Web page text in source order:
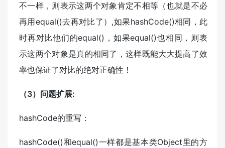
不一样，则表示这两个对象肯定不相等（也就是不必
再用equal()去再对比了）,如果hashCode()相同，此
时再对比他们的equal()，如果equal()也相同，则表
示这两个对象是真的相同了，这样既能大大提高了效
率也保证了对比的绝对正确性！
（3）问题扩展:
hashCode的重写：
hashCode()和equal()一样都是基本类Object里的方